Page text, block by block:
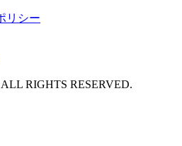
リシー
RIGHTS RESERVED.